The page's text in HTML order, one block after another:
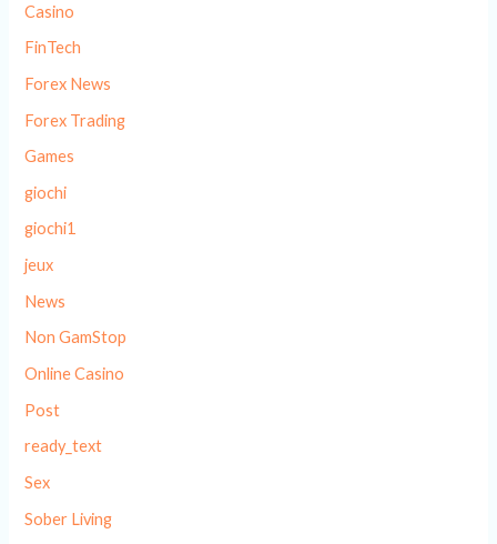
Casino
FinTech
Forex News
Forex Trading
Games
giochi
giochi1
jeux
News
Non GamStop
Online Casino
Post
ready_text
Sex
Sober Living